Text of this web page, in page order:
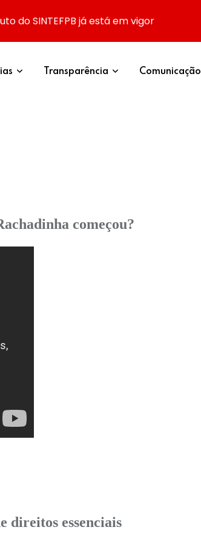
Transparência Comunicação
começou?
direitos essenciais
do SINTEFPB já está em vigor